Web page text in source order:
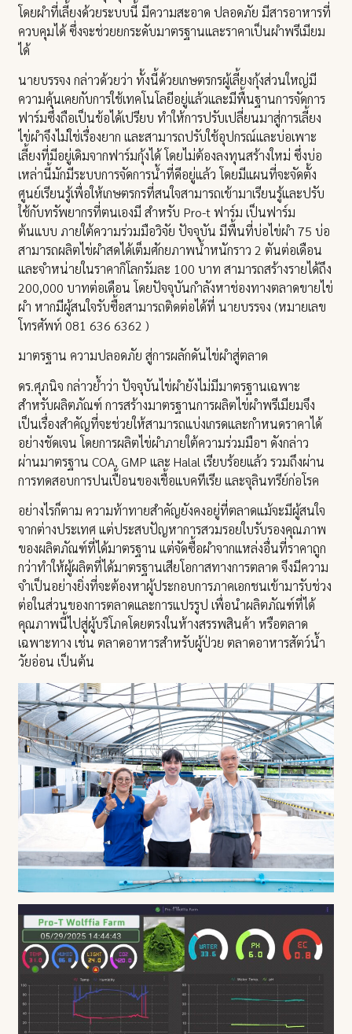
โดยผำที่เลี้ยงด้วยระบบนี้ มีความสะอาด ปลอดภัย มีสารอาหารที่
ควบคุมได้ ซึ่งจะช่วยยกระดับมาตรฐานและราคาเป็นผำพรีเมียม
ได้
นายบรรจง กล่าวด้วยว่า ทั้งนี้ด้วยเกษตรกรผู้เลี้ยงกุ้งส่วนใหญ่มี
ความคุ้นเคยกับการใช้เทคโนโลยีอยู่แล้วและมีพื้นฐานการจัดการ
ฟาร์มซึ่งถือเป็นข้อได้เปรียบ ทำให้การปรับเปลี่ยนมาสู่การเลี้ยง
ไข่ผำจึงไม่ใช่เรื่องยาก และสามารถปรับใช้อุปกรณ์และบ่อเพาะ
เลี้ยงที่มีอยู่เดิมจากฟาร์มกุ้งได้ โดยไม่ต้องลงทุนสร้างใหม่ ซึ่งบ่อ
เหล่านี้มักมีระบบการจัดการน้ำที่ดีอยู่แล้ว โดยมีแผนที่จะจัดตั้ง
ศูนย์เรียนรู้เพื่อให้เกษตรกรที่สนใจสามารถเข้ามาเรียนรู้และปรับ
ใช้กับทรัพยากรที่ตนเองมี สำหรับ Pro-t ฟาร์ม เป็นฟาร์ม
ต้นแบบ ภายใต้ความร่วมมือวิจัย ปัจจุบัน มีพื้นที่บ่อไข่ผำ 75 บ่อ
สามารถผลิตไข่ผำสดได้เต็มศักยภาพน้ำหนักราว 2 ตันต่อเดือน
และจำหน่ายในราคากิโลกรัมละ 100 บาท สามารถสร้างรายได้ถึง
200,000 บาทต่อเดือน โดยปัจจุบันกำลังหาช่องทางตลาดขายไข่
ผำ หากมีผู้สนใจรับซื้อสามารถติดต่อได้ที่ นายบรรจง (หมายเลข
โทรศัพท์ 081 636 6362 )
มาตรฐาน ความปลอดภัย สู่การผลักดันไข่ผำสู่ตลาด
ดร.ศุภนิจ กล่าวย้ำว่า ปัจจุบันไข่ผำยังไม่มีมาตรฐานเฉพาะ
สำหรับผลิตภัณฑ์ การสร้างมาตรฐานการผลิตไข่ผำพรีเมียมจึง
เป็นเรื่องสำคัญที่จะช่วยให้สามารถแบ่งเกรดและกำหนดราคาได้
อย่างชัดเจน โดยการผลิตไข่ผำภายใต้ความร่วมมือฯ ดังกล่าว
ผ่านมาตรฐาน COA, GMP และ Halal เรียบร้อยแล้ว รวมถึงผ่าน
การทดสอบการปนเปื้อนของเชื้อแบคทีเรีย และจุลินทรีย์ก่อโรค
อย่างไรก็ตาม ความท้าทายสำคัญยังคงอยู่ที่ตลาดแม้จะมีผู้สนใจ
จากต่างประเทศ แต่ประสบปัญหาการสวมรอยใบรับรองคุณภาพ
ของผลิตภัณฑ์ที่ได้มาตรฐาน แต่จัดซื้อผำจากแหล่งอื่นที่ราคาถูก
กว่าทำให้ผู้ผลิตที่ได้มาตรฐานเสียโอกาสทางการตลาด จึงมีความ
จำเป็นอย่างยิ่งที่จะต้องหาผู้ประกอบการภาคเอกชนเข้ามารับช่วง
ต่อในส่วนของการตลาดและการแปรรูป เพื่อนำผลิตภัณฑ์ที่ได้
คุณภาพนี้ไปสู่ผู้บริโภคโดยตรงในห้างสรรพสินค้า หรือตลาด
เฉพาะทาง เช่น ตลาดอาหารสำหรับผู้ป่วย ตลาดอาหารสัตว์น้ำ
วัยอ่อน เป็นต้น